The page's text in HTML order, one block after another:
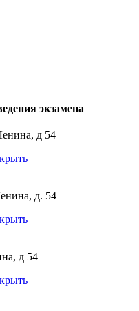
экзамена
д 54
д. 54
д 54